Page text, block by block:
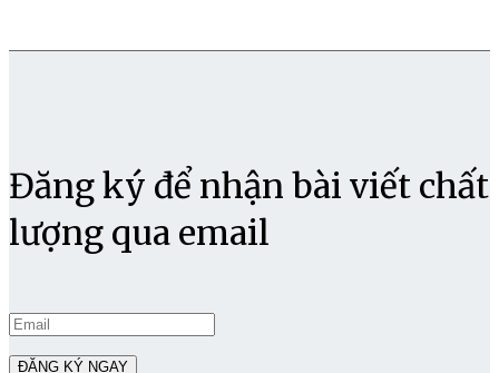
Đăng ký để nhận bài viết chất
lượng qua email